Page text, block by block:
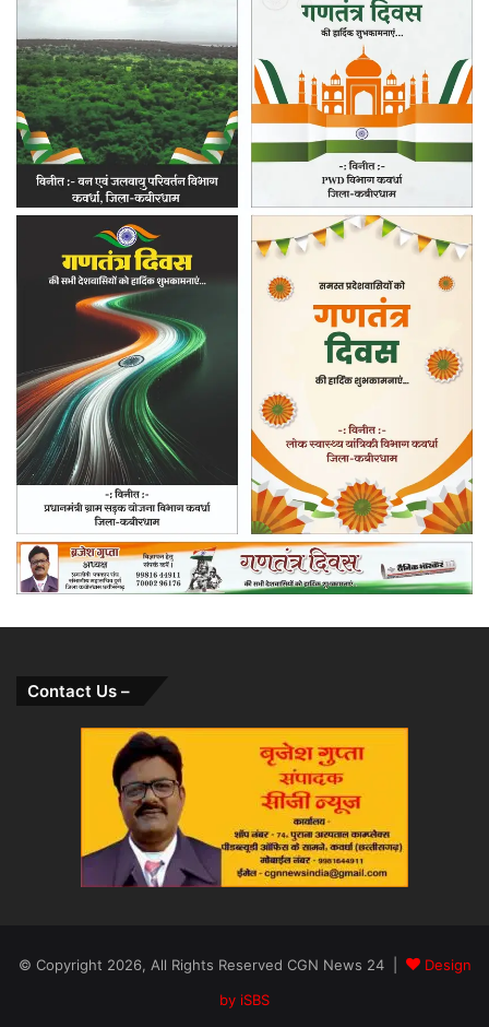
Contact Us –
© Copyright 2026, All Rights Reserved CGN News 24 |
Design
by iSBS